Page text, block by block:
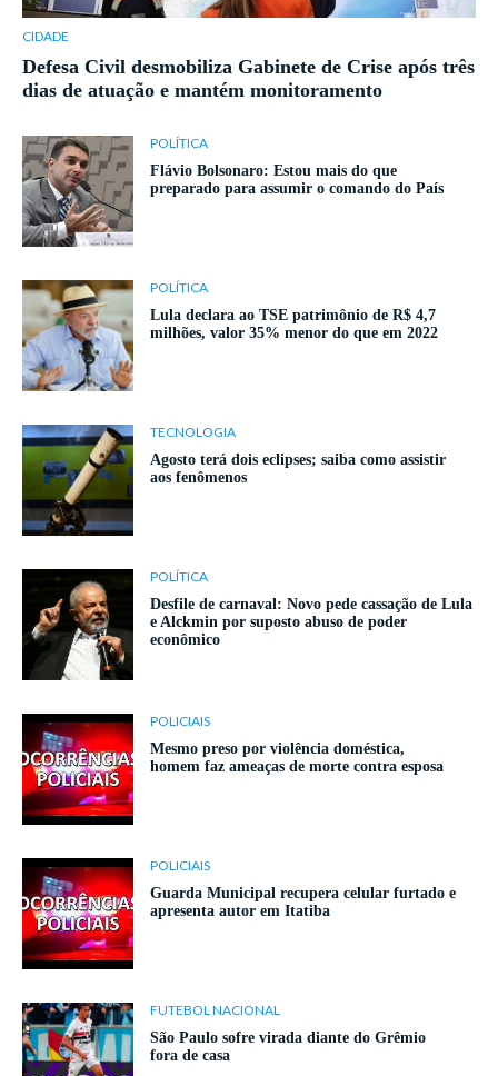
CIDADE
Defesa Civil desmobiliza Gabinete de Crise após três
dias de atuação e mantém monitoramento
POLÍTICA
Flávio Bolsonaro: Estou mais do que
preparado para assumir o comando do País
POLÍTICA
Lula declara ao TSE patrimônio de R$ 4,7
milhões, valor 35% menor do que em 2022
TECNOLOGIA
Agosto terá dois eclipses; saiba como assistir
aos fenômenos
POLÍTICA
Desfile de carnaval: Novo pede cassação de Lula
e Alckmin por suposto abuso de poder
econômico
POLICIAIS
Mesmo preso por violência doméstica,
homem faz ameaças de morte contra esposa
POLICIAIS
Guarda Municipal recupera celular furtado e
apresenta autor em Itatiba
FUTEBOL NACIONAL
São Paulo sofre virada diante do Grêmio
fora de casa